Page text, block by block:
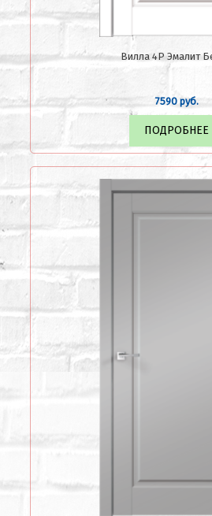
Вилла 4Р Эмалит
7590 руб.
ПОДРОБНЕЕ